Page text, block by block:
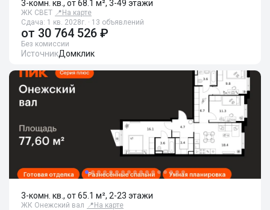
3-комн. кв., от 68.1 м², 3-49 этажи
ЖК СВЕТ 📍 На карте
Сдача: 1 кв. 2028г. · 13 объявлений
от 30 764 526 ₽
Без комиссии
ИсточникДомклик
3-комн. кв., от 65.1 м², 2-23 этажи
ЖК Онежский вал 📍 На карте